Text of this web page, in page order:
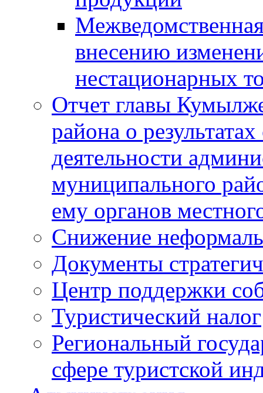
внесению
нестационарных
Отчет главы
района о
деятельности
муниципального
ему органов
Снижение
Документы
Центр поддержки
Туристический налог
Региональный
сфере туристской